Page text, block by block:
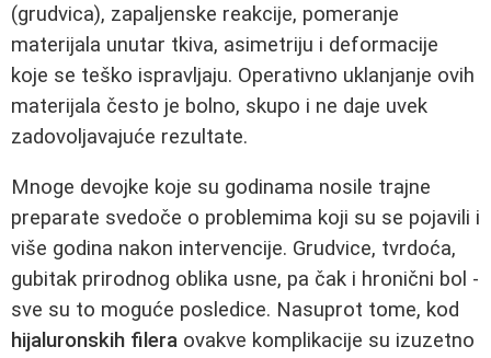
(grudvica), zapaljenske reakcije, pomeranje
materijala unutar tkiva, asimetriju i deformacije
koje se teško ispravljaju. Operativno uklanjanje ovih
materijala često je bolno, skupo i ne daje uvek
zadovoljavajuće rezultate.
Mnoge devojke koje su godinama nosile trajne
preparate svedoče o problemima koji su se pojavili i
više godina nakon intervencije. Grudvice, tvrdoća,
gubitak prirodnog oblika usne, pa čak i hronični bol -
sve su to moguće posledice. Nasuprot tome, kod
hijaluronskih filera ovakve komplikacije su izuzetno